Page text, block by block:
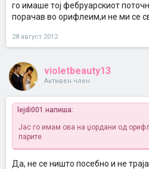
го имаше тој фебруарскиот
порачав во орифлеим,и не ми се
28 август 2012
violetbeauty13
Активен член
lejdi001 напиша:
Јас го имам ова на џордани од
парите
Да, не се ништо посебно и не